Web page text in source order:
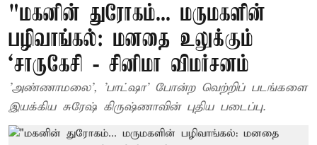
"மகனின் துரோகம்... மருமகளின்
பழிவாங்கல்: மனதை உலுக்கும்
‘சாருகேசி - சினிமா விமர்சனம்
'அண்ணாமலை', 'பாட்ஷா' போன்ற வெற்றிப் படங்களை
இயக்கிய சுரேஷ் கிருஷ்ணாவின் புதிய படைப்பு.